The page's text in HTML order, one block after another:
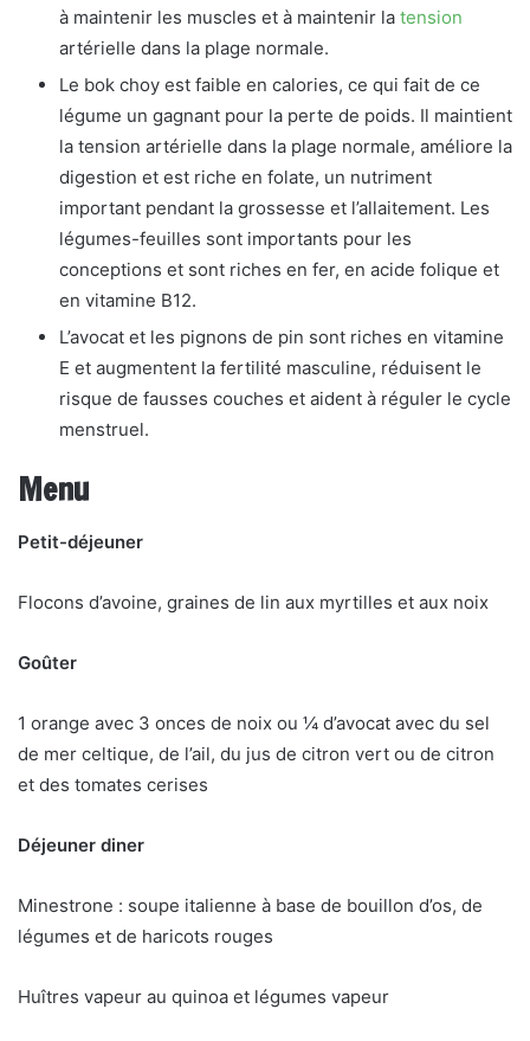
à maintenir les muscles et à maintenir la tension
artérielle dans la plage normale.
Le bok choy est faible en calories, ce qui fait de ce
légume un gagnant pour la perte de poids. Il maintient
la tension artérielle dans la plage normale, améliore la
digestion et est riche en folate, un nutriment
important pendant la grossesse et l’allaitement. Les
légumes-feuilles sont importants pour les
conceptions et sont riches en fer, en acide folique et
en vitamine B12.
L’avocat et les pignons de pin sont riches en vitamine
E et augmentent la fertilité masculine, réduisent le
risque de fausses couches et aident à réguler le cycle
menstruel.
Menu
Petit-déjeuner
Flocons d’avoine, graines de lin aux myrtilles et aux noix
Goûter
1 orange avec 3 onces de noix ou ¼ d’avocat avec du sel
de mer celtique, de l’ail, du jus de citron vert ou de citron
et des tomates cerises
Déjeuner diner
Minestrone : soupe italienne à base de bouillon d’os, de
légumes et de haricots rouges
Huîtres vapeur au quinoa et légumes vapeur